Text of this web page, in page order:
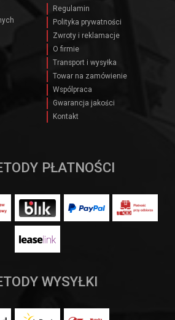
Regulamin
Polityka prywatności
Zwroty i reklamacje
O firmie
Transport i wysyłka
Towar na zamówienie
Wspólpraca
Gwarancja jakości
Kontakt
PŁATNOŚCI
WYSYŁKI